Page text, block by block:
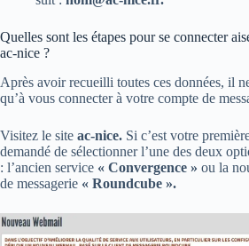
Quelles sont les étapes pour se connecter
ac-nice ?
Après avoir recueilli toutes ces données, il
qu’à vous connecter à votre compte de
Visitez le site ac-nice. Si c’est votre
demandé de sélectionner l’une des deux
: l’ancien service « Convergence » ou la
de messagerie « Roundcube ».